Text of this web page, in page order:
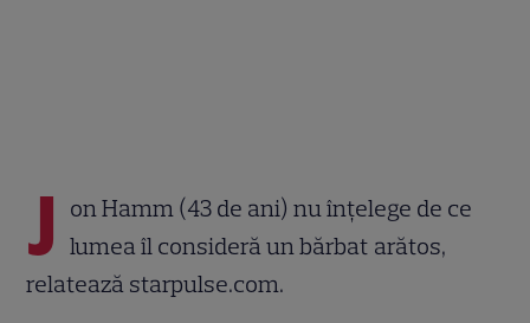
J
on Hamm (43 de ani) nu înțelege de ce
lumea îl consideră un bărbat arătos,
relatează starpulse.com.